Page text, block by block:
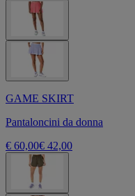
GAME SKIRT
Pantaloncini da donna
€ 60,00€ 42,00